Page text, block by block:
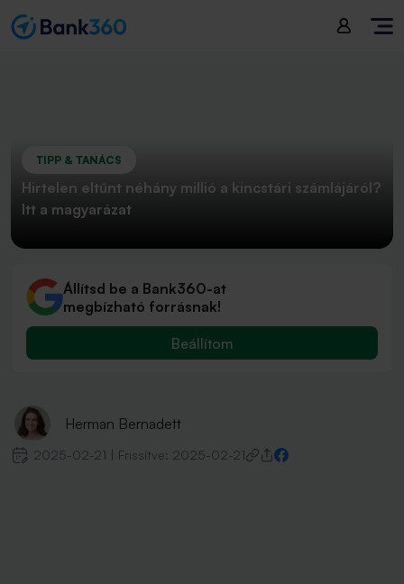
TIPP & TANÁCS
Hirtelen eltűnt néhány millió a kincstári számlájáról?
Itt a magyarázat
Állítsd be a Bank360-at
megbízható forrásnak!
Beállítom
Herman Bernadett
2025-02-21 Frissítve: 2025-02-21